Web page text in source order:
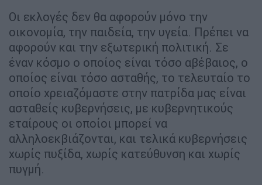
Οι εκλογές δεν θα αφορούν μόνο την
οικονομία, την παιδεία, την υγεία. Πρέπει να
αφορούν και την εξωτερική πολιτική. Σε
έναν κόσμο ο οποίος είναι τόσο αβέβαιος, ο
οποίος είναι τόσο ασταθής, το τελευταίο το
οποίο χρειαζόμαστε στην πατρίδα μας είναι
ασταθείς κυβερνήσεις, με κυβερνητικούς
εταίρους οι οποίοι μπορεί να
αλληλοεκβιάζονται, και τελικά κυβερνήσεις
χωρίς πυξίδα, χωρίς κατεύθυνση και χωρίς
πυγμή.